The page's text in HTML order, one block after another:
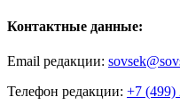
Контактные данные:
Email редакции:
Телефон редакции: +7 (499)